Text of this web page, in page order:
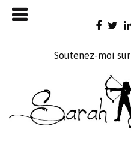
Skip
to
Soutenez-moi sur
